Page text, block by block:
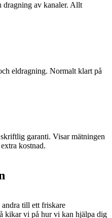
av kanaler. Allt
eldragning. Normalt klart på
garanti. Visar mätningen
kostnad.
till ett friskare
kikar vi på hur vi kan hjälpa dig